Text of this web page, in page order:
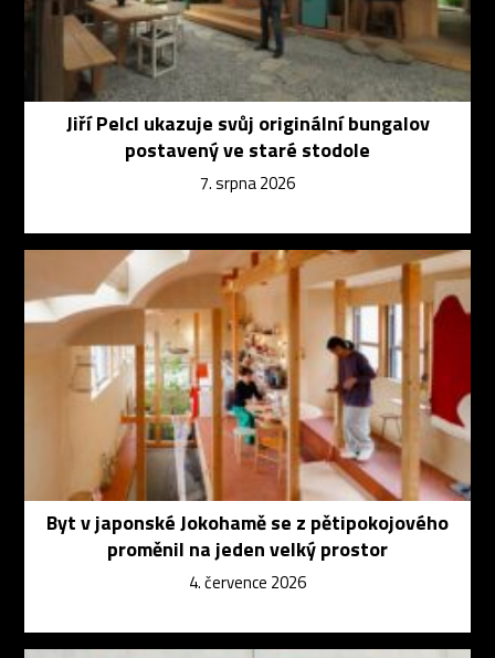
Jiří Pelcl ukazuje svůj originální bungalov
postavený ve staré stodole
7. srpna 2026
Byt v japonské Jokohamě se z pětipokojového
proměnil na jeden velký prostor
4. července 2026